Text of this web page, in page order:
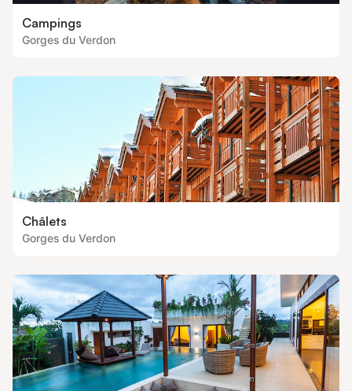
Campings
Gorges du Verdon
Châlets
Gorges du Verdon